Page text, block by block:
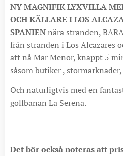
NY MAGNIFIK LYXVILLA
OCH KÄLLARE I LOS
SPANIENnära stranden,
från stranden i Los Alcazares
att nå Mar Menor, knappt 5
såsom butiker ,
Och naturligtvis med en
golfbanan La Serena.
Det bör också noteras att